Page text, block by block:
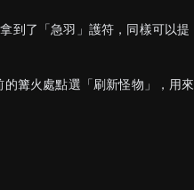
到了「急羽」護符，同樣可以提
篝火處點選「刷新怪物」，用來